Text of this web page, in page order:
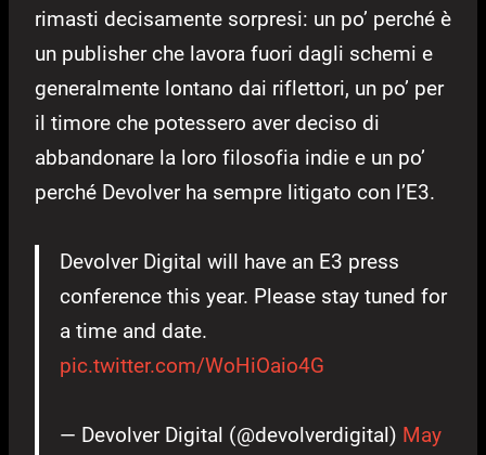
rimasti decisamente sorpresi: un po’ perché è
un publisher che lavora fuori dagli schemi e
generalmente lontano dai riflettori, un po’ per
il timore che potessero aver deciso di
abbandonare la loro filosofia indie e un po’
perché Devolver ha sempre litigato con l’E3.
Devolver Digital will have an E3 press
conference this year. Please stay tuned for
a time and date.
pic.twitter.com/WoHiOaio4G
— Devolver Digital (@devolverdigital) May